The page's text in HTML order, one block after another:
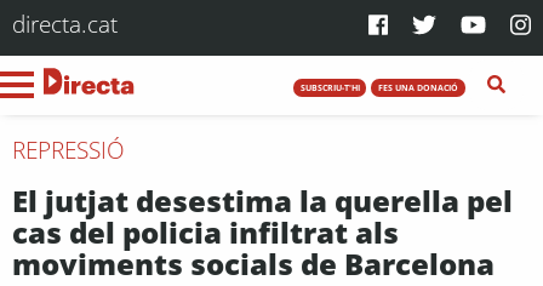
directa.cat
SUBSCRIU-T'HI FES UNA DONACIÓ
REPRESSIÓ
El jutjat desestima la querella pel
cas del policia infiltrat als
moviments socials de Barcelona